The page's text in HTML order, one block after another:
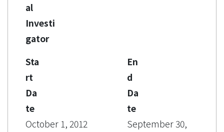
al
Investi
gator
Sta
rt
Da
te
October 1, 2012
En
d
Da
te
September 30,